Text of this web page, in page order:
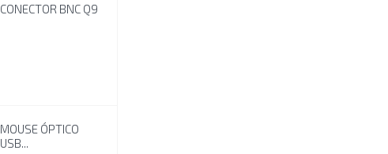
CONECTOR BNC Q9
MOUSE ÓPTICO
USB...